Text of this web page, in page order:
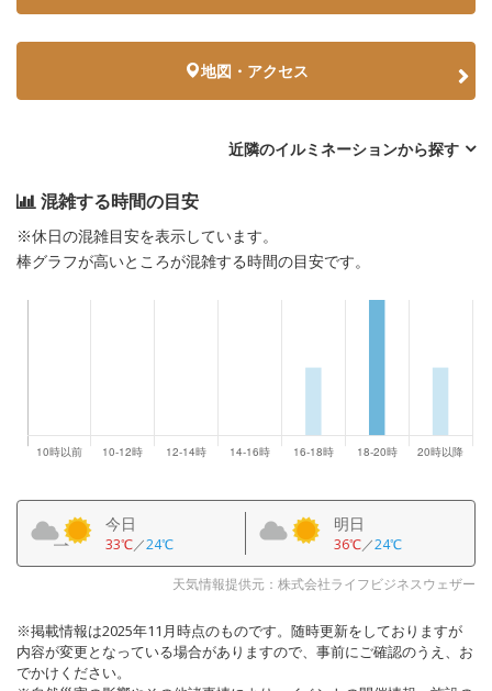
地図・アクセス
近隣のイルミネーションから探す
混雑する時間の目安
※休日の混雑目安を表示しています。
棒グラフが高いところが混雑する時間の目安です。
今日
33℃／24℃
明日
36℃／24℃
天気情報提供元：株式会社ライフビジネスウェザー
※掲載情報は2025年11月時点のものです。随時更新をしておりますが
内容が変更となっている場合がありますので、事前にご確認のうえ、お
でかけください。